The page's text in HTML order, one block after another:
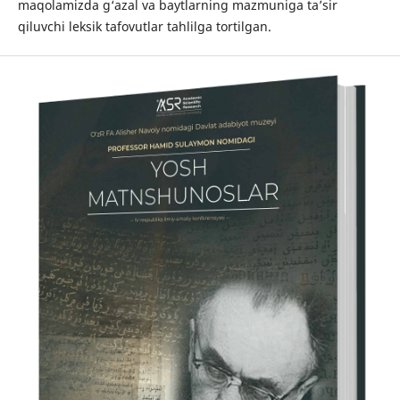
maqolamizda g‘azal va baytlarning mazmuniga ta’sir
qiluvchi leksik tafovutlar tahlilga tortilgan.